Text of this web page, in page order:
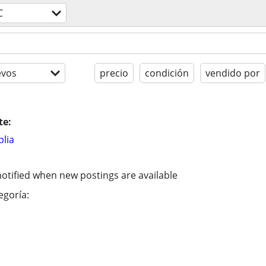
precio condición vendido por
when new postings are available